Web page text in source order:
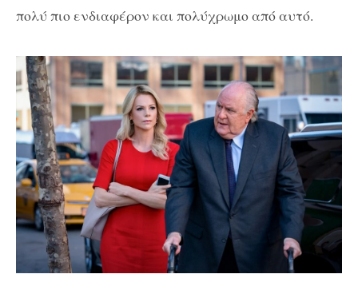
πολύ πιο ενδιαφέρον και πολύχρωμο από αυτό.